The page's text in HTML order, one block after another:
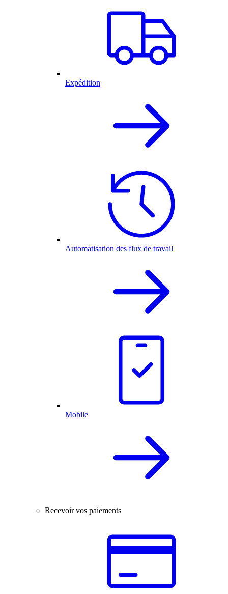
Expédition
Automatisation des flux de travail
Mobile
Recevoir vos paiements